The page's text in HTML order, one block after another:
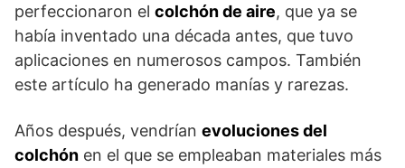
perfeccionaron el colchón de aire, que ya se
había inventado una década antes, que tuvo
aplicaciones en numerosos campos. También
este artículo ha generado manías y rarezas.
Años después, vendrían evoluciones del
colchón en el que se empleaban materiales más